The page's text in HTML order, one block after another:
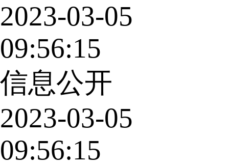
2023-03-05
09:56:15
信息公开
2023-03-05
09:56:15